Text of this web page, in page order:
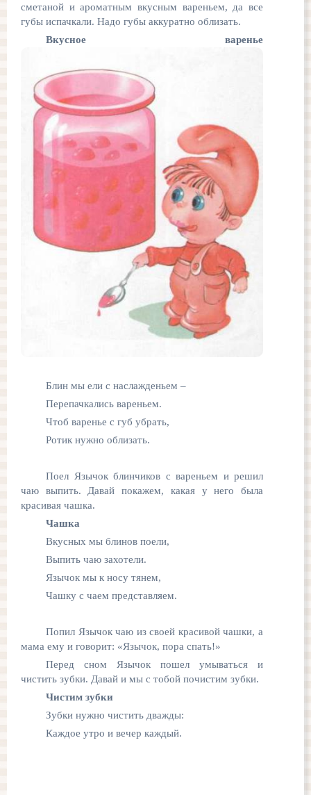
сметаной и ароматным вкусным вареньем, да все
губы испачкали. Надо губы аккуратно облизать.
Вкусное варенье
Блин мы ели с наслажденьем –
Перепачкались вареньем.
Чтоб варенье с губ убрать,
Ротик нужно облизать.
Поел Язычок блинчиков с вареньем и решил
чаю выпить. Давай покажем, какая у него была
красивая чашка.
Чашка
Вкусных мы блинов поели,
Выпить чаю захотели.
Язычок мы к носу тянем,
Чашку с чаем представляем.
Попил Язычок чаю из своей красивой чашки, а
мама ему и говорит: «Язычок, пора спать!»
Перед сном Язычок пошел умываться и
чистить зубки. Давай и мы с тобой почистим зубки.
Чистим зубки
Зубки нужно чистить дважды:
Каждое утро и вечер каждый.